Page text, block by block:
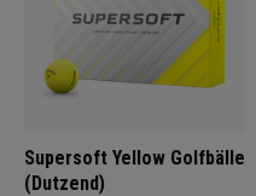
Supersoft Yellow Golfbälle
(Dutzend)